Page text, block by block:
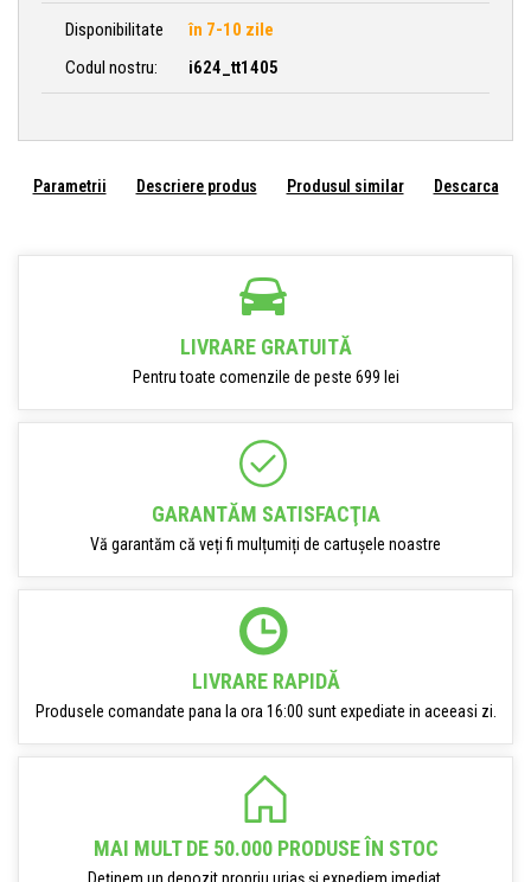
Disponibilitate
în 7-10 zile
Codul nostru:
i624_tt1405
Parametrii Descriere produs Produsul similar Descarca
LIVRARE GRATUITĂ
Pentru toate comenzile de peste 699 lei
GARANTĂM SATISFACŢIA
Vă garantăm că veți fi mulțumiți de cartușele noastre
LIVRARE RAPIDĂ
Produsele comandate pana la ora 16:00 sunt expediate in aceeasi zi.
MAI MULT DE 50.000 PRODUSE ÎN STOC